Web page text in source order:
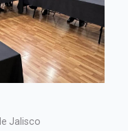
Jalisco